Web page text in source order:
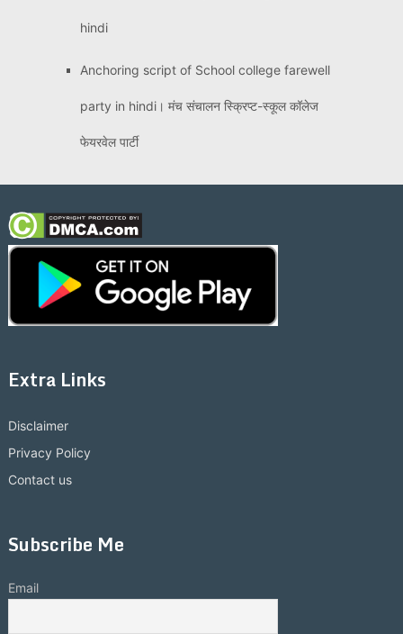
hindi
Anchoring script of School college farewell
party in hindi। मंच संचालन स्क्रिप्ट-स्कूल कॉलेज
फेयरवेल पार्टी
Extra Links
Disclaimer
Privacy Policy
Contact us
Subscribe Me
Email